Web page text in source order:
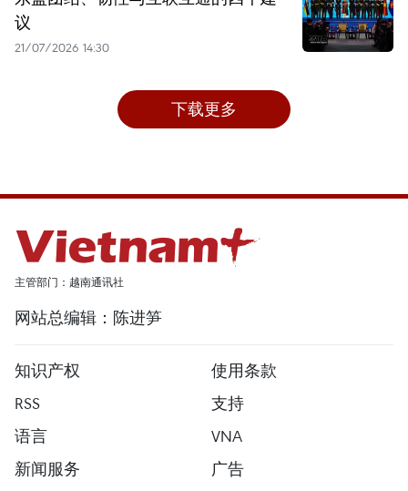
议
21/07/2026 14:30
下载更多
主管部门：越南通讯社
网站总编辑：陈进笋
知识产权
使用条款
RSS
支持
语言
VNA
新闻服务
广告